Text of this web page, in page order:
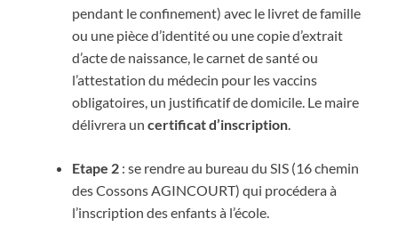
pendant le confinement) avec le livret de famille
ou une pièce d’identité ou une copie d’extrait
d’acte de naissance, le carnet de santé ou
l’attestation du médecin pour les vaccins
obligatoires, un justificatif de domicile. Le maire
délivrera un certificat d’inscription
Etape 2 : se rendre au bureau du SIS (16 chemin
des Cossons AGINCOURT) qui procédera à
l’inscription des enfants à l’école.